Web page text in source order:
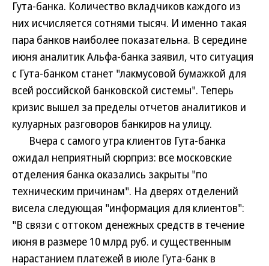
Гута-банка. Количество вкладчиков каждого из
них исчисляется сотнями тысяч. И именно такая
пара банков наиболее показательна. В середине
июня аналитик Альфа-банка заявил, что ситуация
с Гута-банком станет "лакмусовой бумажкой для
всей российской банковской системы". Теперь
кризис вышел за пределы отчетов аналитиков и
кулуарных разговоров банкиров на улицу.
Вчера с самого утра клиентов Гута-банка
ожидал неприятный сюрприз: все московские
отделения банка оказались закрыты "по
техническим причинам". На дверях отделений
висела следующая "информация для клиентов":
"В связи с оттоком денежных средств в течение
июня в размере 10 млрд руб. и существенным
нарастанием платежей в июле Гута-банк в